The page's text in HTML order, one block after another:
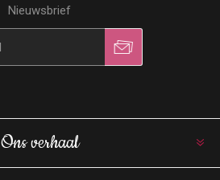
Nieuwsbrief
Ons verhaal